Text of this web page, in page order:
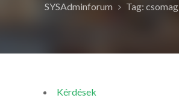
SYSAdminforum Tag: csomag
Kérdések